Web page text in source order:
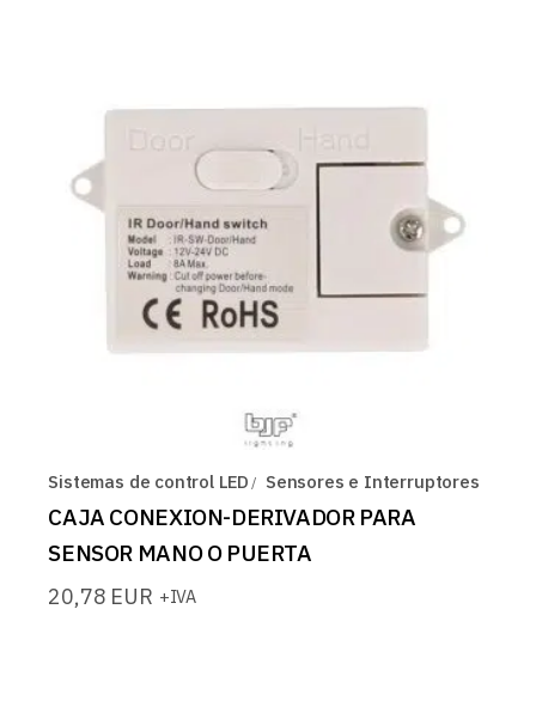
Sistemas de control LED Sensores e Interruptores
CAJA CONEXION-DERIVADOR PARA
SENSOR MANO O PUERTA
20,78 EUR +IVA